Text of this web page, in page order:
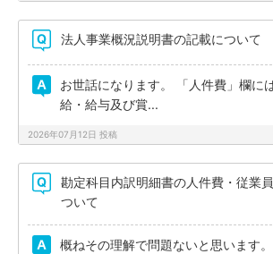
法人事業概況説明書の記載について
お世話になります。 「人件費」欄に
給・給与及び賞...
2026年07月12日 投稿
勘定科目内訳明細書の人件費・従業
ついて
概ねその理解で問題ないと思います